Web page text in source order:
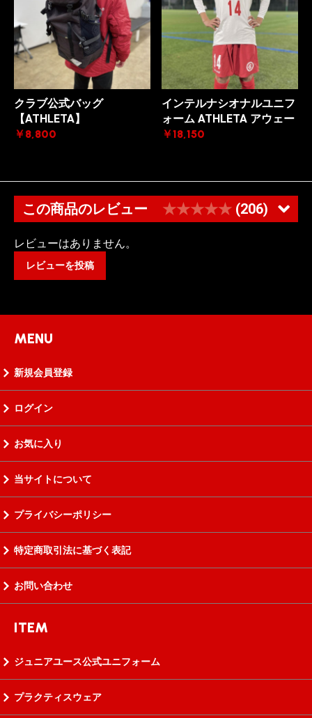
クラブ公式バッグ
【ATHLETA】
￥8,800
インテルナシオナルユニフ
ォーム ATHLETA アウェー
￥18,150
この商品のレビュー ★★★★★ (206)
レビューはありません。
レビューを投稿
MENU
新規会員登録
ログイン
お気に入り
当サイトについて
プライバシーポリシー
特定商取引法に基づく表記
お問い合わせ
ITEM
ジュニアユース公式ユニフォーム
プラクティスウェア